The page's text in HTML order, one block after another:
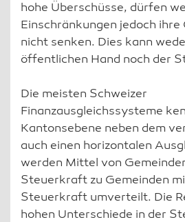
hohe Überschüsse, dürfen
Einschränkungen jedoch
nicht senken. Dies kann
öffentlichen Hand noch der
Die meisten Schweizer
Finanzausgleichssysteme
Kantonsebene neben dem
auch einen horizontalen
werden Mittel von
Steuerkraft zu Gemeinden
Steuerkraft umverteilt. Die
hohen Unterschiede in der